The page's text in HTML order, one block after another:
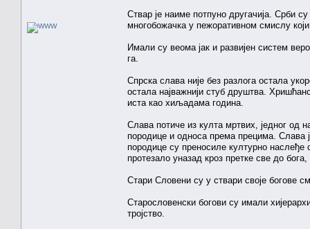
Ствар је наиме потпуно другачија. Срби
многобожачка у пежоративном смислу
Имали су веома јак и развијен систем
га.
Спрска слава није без разлога остала
остала најважнији стуб друштва.
иста као хиљадама година.
Слава потиче из култа мртвих, једног од
породице и односа према прецима.
породице су преносиле културно
протезало уназад кроз претке све до
Стари Словени су у ствари своје богове
Старословенски богови су имали
тројство.